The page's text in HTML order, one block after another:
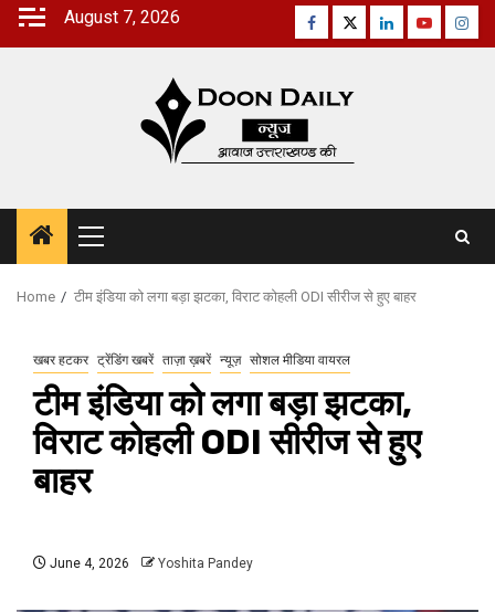
Skip
August 7, 2026 Facebook
TwitterLinkedinYoutube
Primary
Menu
Home टीम इंडिया को लगा बड़ा झटका, विराट कोहली ODI सीरीज से हुए बाहर
खबर हटकर ट्रेंडिंग खबरें ताज़ा ख़बरें न्यूज़ सोशल मीडिया वायरल
टीम इंडिया को लगा बड़ा झटका,
विराट कोहली ODI सीरीज से हुए
बाहर
June 4, 2026 Yoshita Pandey